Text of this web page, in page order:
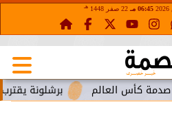
06:45 مـ 22 صفر 1448 هـ
برشلونة يقترب من العالم